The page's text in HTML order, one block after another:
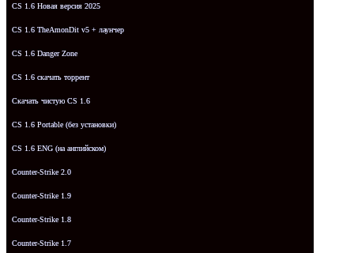
CS 1.6 Новая версия 2025
CS 1.6 TheAmonDit v5 + лаунчер
CS 1.6 Danger Zone
CS 1.6 скачать торрент
Скачать чистую CS 1.6
CS 1.6 Portable (без установки)
CS 1.6 ENG (на английском)
Counter-Strike 2.0
Counter-Strike 1.9
Counter-Strike 1.8
Counter-Strike 1.7